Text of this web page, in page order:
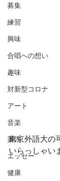
募集
練習
興味
合唱への想い
趣味
対新型コロナ
アート
音楽
案内
エッセー
健康
東京外語大の
いらっしゃい